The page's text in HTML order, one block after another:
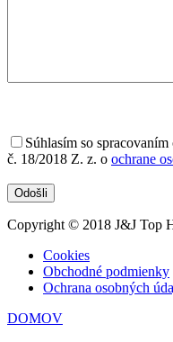
Súhlasím so
č. 18/2018 Z. z. o ochrane
Copyright © 2018 J&J Top
Cookies
Obchodné podmienky
Ochrana osobných
DOMOV